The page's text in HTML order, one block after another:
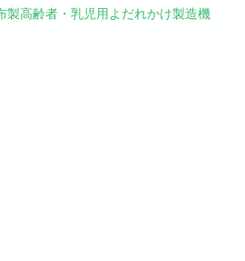
造により、優れた安定性を確保し、不均一